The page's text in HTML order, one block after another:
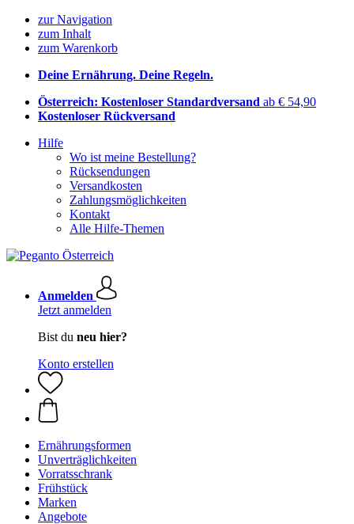
zur Navigation
zum Inhalt
zum Warenkorb
Deine Ernährung. Deine Regeln.
Österreich: Kostenloser Standardversand ab € 54,90
Kostenloser Rückversand
Hilfe
Wo ist meine Bestellung?
Rücksendungen
Versandkosten
Zahlungsmöglichkeiten
Kontakt
Alle Hilfe-Themen
Anmelden
Jetzt anmelden
Bist du neu hier?
Konto erstellen
Ernährungsformen
Unverträglichkeiten
Vorratsschrank
Frühstück
Marken
Angebote